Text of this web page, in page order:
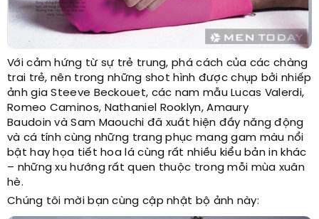
Với cảm hứng từ sự trẻ trung, phá cách của các chàng
trai trẻ, nên trong những shot hình được chụp bởi nhiếp
ảnh gia Steeve Beckouet, các nam mẫu Lucas Valerdi,
Romeo Caminos, Nathaniel Rooklyn, Amaury
Baudoin và Sam Maouchi đã xuất hiện đầy năng động
và cá tính cùng những trang phục mang gam màu nổi
bật hay họa tiết hoa lá cùng rất nhiều kiểu bản in khác
– những xu hướng rất quen thuộc trong mỗi mùa xuân
hè.
Chúng tôi mời bạn cùng cập nhật bộ ảnh này: